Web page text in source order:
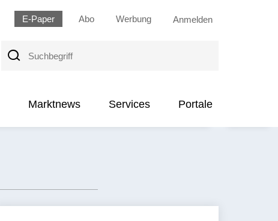
E-Paper Abo Werbung Anmelden
Suchbegriff
Marktnews Services Portale